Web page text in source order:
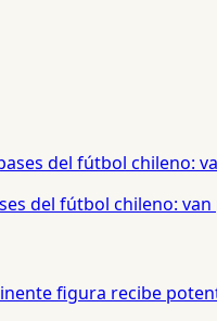
del fútbol chileno: